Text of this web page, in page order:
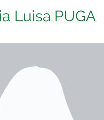
Luisa PUGA